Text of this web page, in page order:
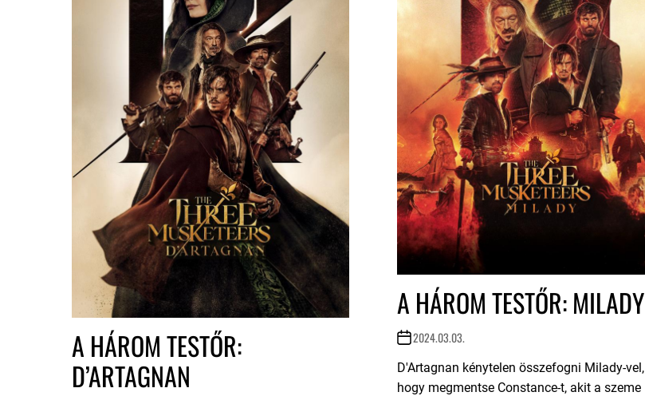
A HÁROM TESTŐR: MILADY
2024.03.03.
D'Artagnan kénytelen összefogni Milady-vel,
hogy megmentse Constance-t, akit a szeme
A HÁROM TESTŐR:
D’ARTAGNAN